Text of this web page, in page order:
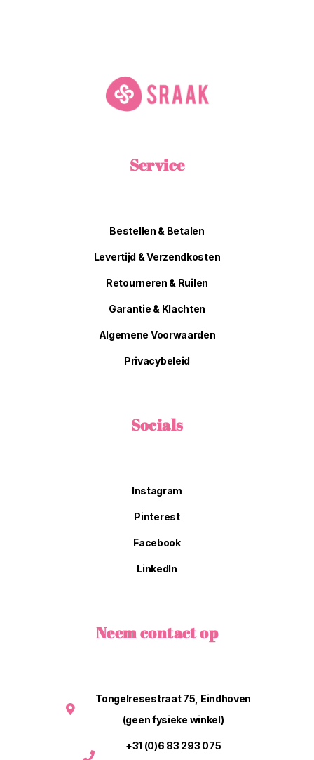
Service
Bestellen & Betalen
Levertijd & Verzendkosten
Retourneren & Ruilen
Garantie & Klachten
Algemene Voorwaarden
Privacybeleid
Socials
Instagram
Pinterest
Facebook
LinkedIn
Neem contact op
Tongelresestraat 75, Eindhoven
(geen fysieke winkel)
+31 (0)6 83 293 075